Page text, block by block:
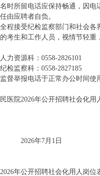
名时所留电话应保持畅通，因电
由应聘者自负。
全程接受纪检监察部门和社会各
考生和工作人员，视情节轻重
力资源科：0558-2826101
检监察科：0558-2827185
督举报电话于正常办公时间使
医院2026年公开招聘社会化用
7月1日
年公开招聘社会化用人岗位